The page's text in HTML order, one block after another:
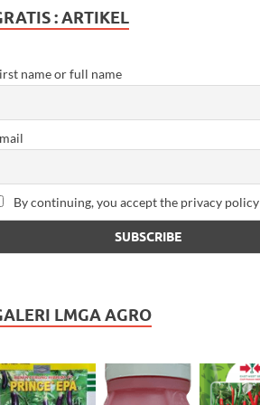
: ARTIKEL
name or full name
By continuing, you accept the privacy policy
LMGA AGRO